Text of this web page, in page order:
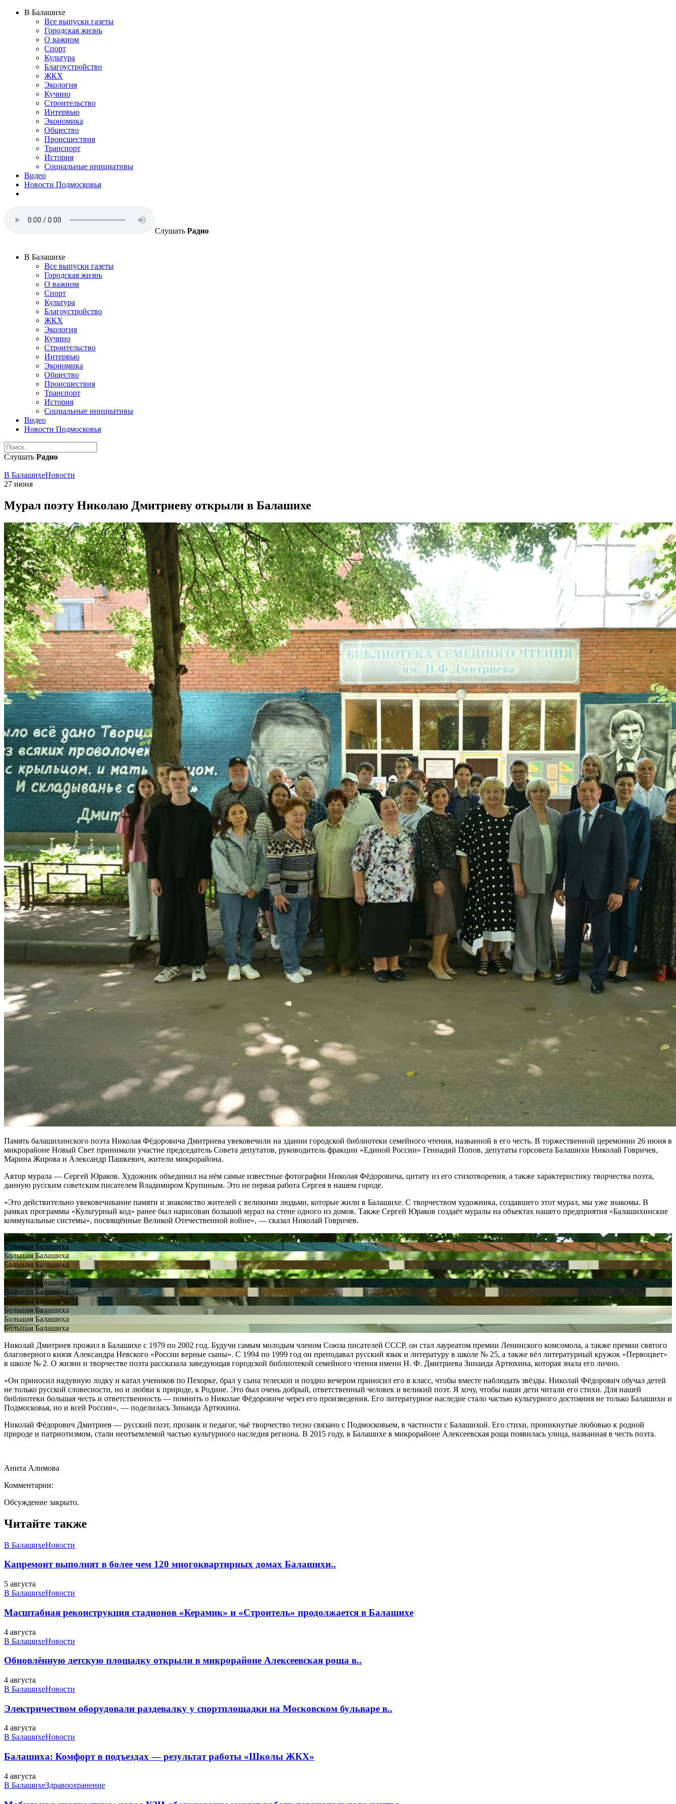
В Балашихе
Все выпуски газеты
Городская жизнь
О важном
Спорт
Культура
Благоустройство
ЖКХ
Экология
Кучино
Строительство
Интервью
Экономика
Общество
Происшествия
Транспорт
История
Социальные инициативы
Видео
Новости Подмосковья
Слушать Радио
В Балашихе
Все выпуски газеты
Городская жизнь
О важном
Спорт
Культура
Благоустройство
ЖКХ
Экология
Кучино
Строительство
Интервью
Экономика
Общество
Происшествия
Транспорт
История
Социальные инициативы
Видео
Новости Подмосковья
Слушать Радио
В БалашихеНовости
27 июня
Мурал поэту Николаю Дмитриеву открыли в Балашихе
Память балашихинского поэта Николая Фёдоровича Дмитриева увековечили на здании городской библиотеки семейного чтения, названной в его честь. В торжественной церемонии 26 июня в
микрорайоне Новый Свет принимали участие председатель Совета депутатов, руководитель фракции «Единой России» Геннадий Попов, депутаты горсовета Балашихи Николай Говричев,
Марина Жирова и Александр Пашкевич, жители микрорайона.
Автор мурала — Сергей Юраков. Художник объединил на нём самые известные фотографии Николая Фёдоровича, цитату из его стихотворения, а также характеристику творчества поэта,
данную русским советским писателем Владимиром Крупиным. Это не первая работа Сергея в нашем городе.
«Это действительно увековечивание памяти и знакомство жителей с великими людьми, которые жили в Балашихе. С творчеством художника, создавшего этот мурал, мы уже знакомы. В
рамках программы «Культурный код» ранее был нарисован большой мурал на стене одного из домов. Также Сергей Юраков создаёт муралы на объектах нашего предприятия «Балашихинские
коммунальные системы», посвящённые Великой Отечественной войне», — сказал Николай Говричев.
Большая Балашиха
Большая Балашиха
Большая Балашиха
Большая Балашиха
Большая Балашиха
Большая Балашиха
Большая Балашиха
Большая Балашиха
Большая Балашиха
Большая Балашиха
Большая Балашиха
Николай Дмитриев прожил в Балашихе с 1979 по 2002 год. Будучи самым молодым членом Союза писателей СССР, он стал лауреатом премии Ленинского комсомола, а также премии святого
благоверного князя Александра Невского «России верные сыны». С 1994 по 1999 год он преподавал русский язык и литературу в школе № 25, а также вёл литературный кружок «Первоцвет»
в школе № 2. О жизни и творчестве поэта рассказала заведующая городской библиотекой семейного чтения имени Н. Ф. Дмитриева Зинаида Артюхина, которая знала его лично.
«Он приносил надувную лодку и катал учеников по Пехорке, брал у сына телескоп и поздно вечером приносил его в класс, чтобы вместе наблюдать звёзды. Николай Фёдорович обучал детей
не только русской словесности, но и любви к природе, к Родине. Это был очень добрый, ответственный человек и великий поэт. Я хочу, чтобы наши дети читали его стихи. Для нашей
библиотеки большая честь и ответственность — помнить о Николае Фёдоровиче через его произведения. Его литературное наследие стало частью культурного достояния не только Балашихи и
Подмосковья, но и всей России», — поделилась Зинаида Артюхина.
Николай Фёдорович Дмитриев — русский поэт, прозаик и педагог, чьё творчество тесно связано с Подмосковьем, в частности с Балашихой. Его стихи, проникнутые любовью к родной
природе и патриотизмом, стали неотъемлемой частью культурного наследия региона. В 2015 году, в Балашихе в микрорайоне Алексеевская роща появилась улица, названная в честь поэта.
Анита Алимова
Комментарии:
Обсуждение закрыто.
Читайте также
В БалашихеНовости
Капремонт выполнят в более чем 120 многоквартирных домах Балашихи..
5 августа
В БалашихеНовости
Масштабная реконструкция стадионов «Керамик» и «Строитель» продолжается в Балашихе
4 августа
В БалашихеНовости
Обновлённую детскую площадку открыли в микрорайоне Алексеевская роща в..
4 августа
В БалашихеНовости
Электричеством оборудовали раздевалку у спортплощадки на Московском бульваре в..
4 августа
В БалашихеНовости
Балашиха: Комфорт в подъездах — результат работы «Школы ЖКХ»
4 августа
В БалашихеЗдравоохранение